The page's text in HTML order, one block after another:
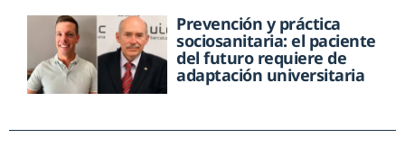
Prevención y práctica
sociosanitaria: el paciente
del futuro requiere de
adaptación universitaria